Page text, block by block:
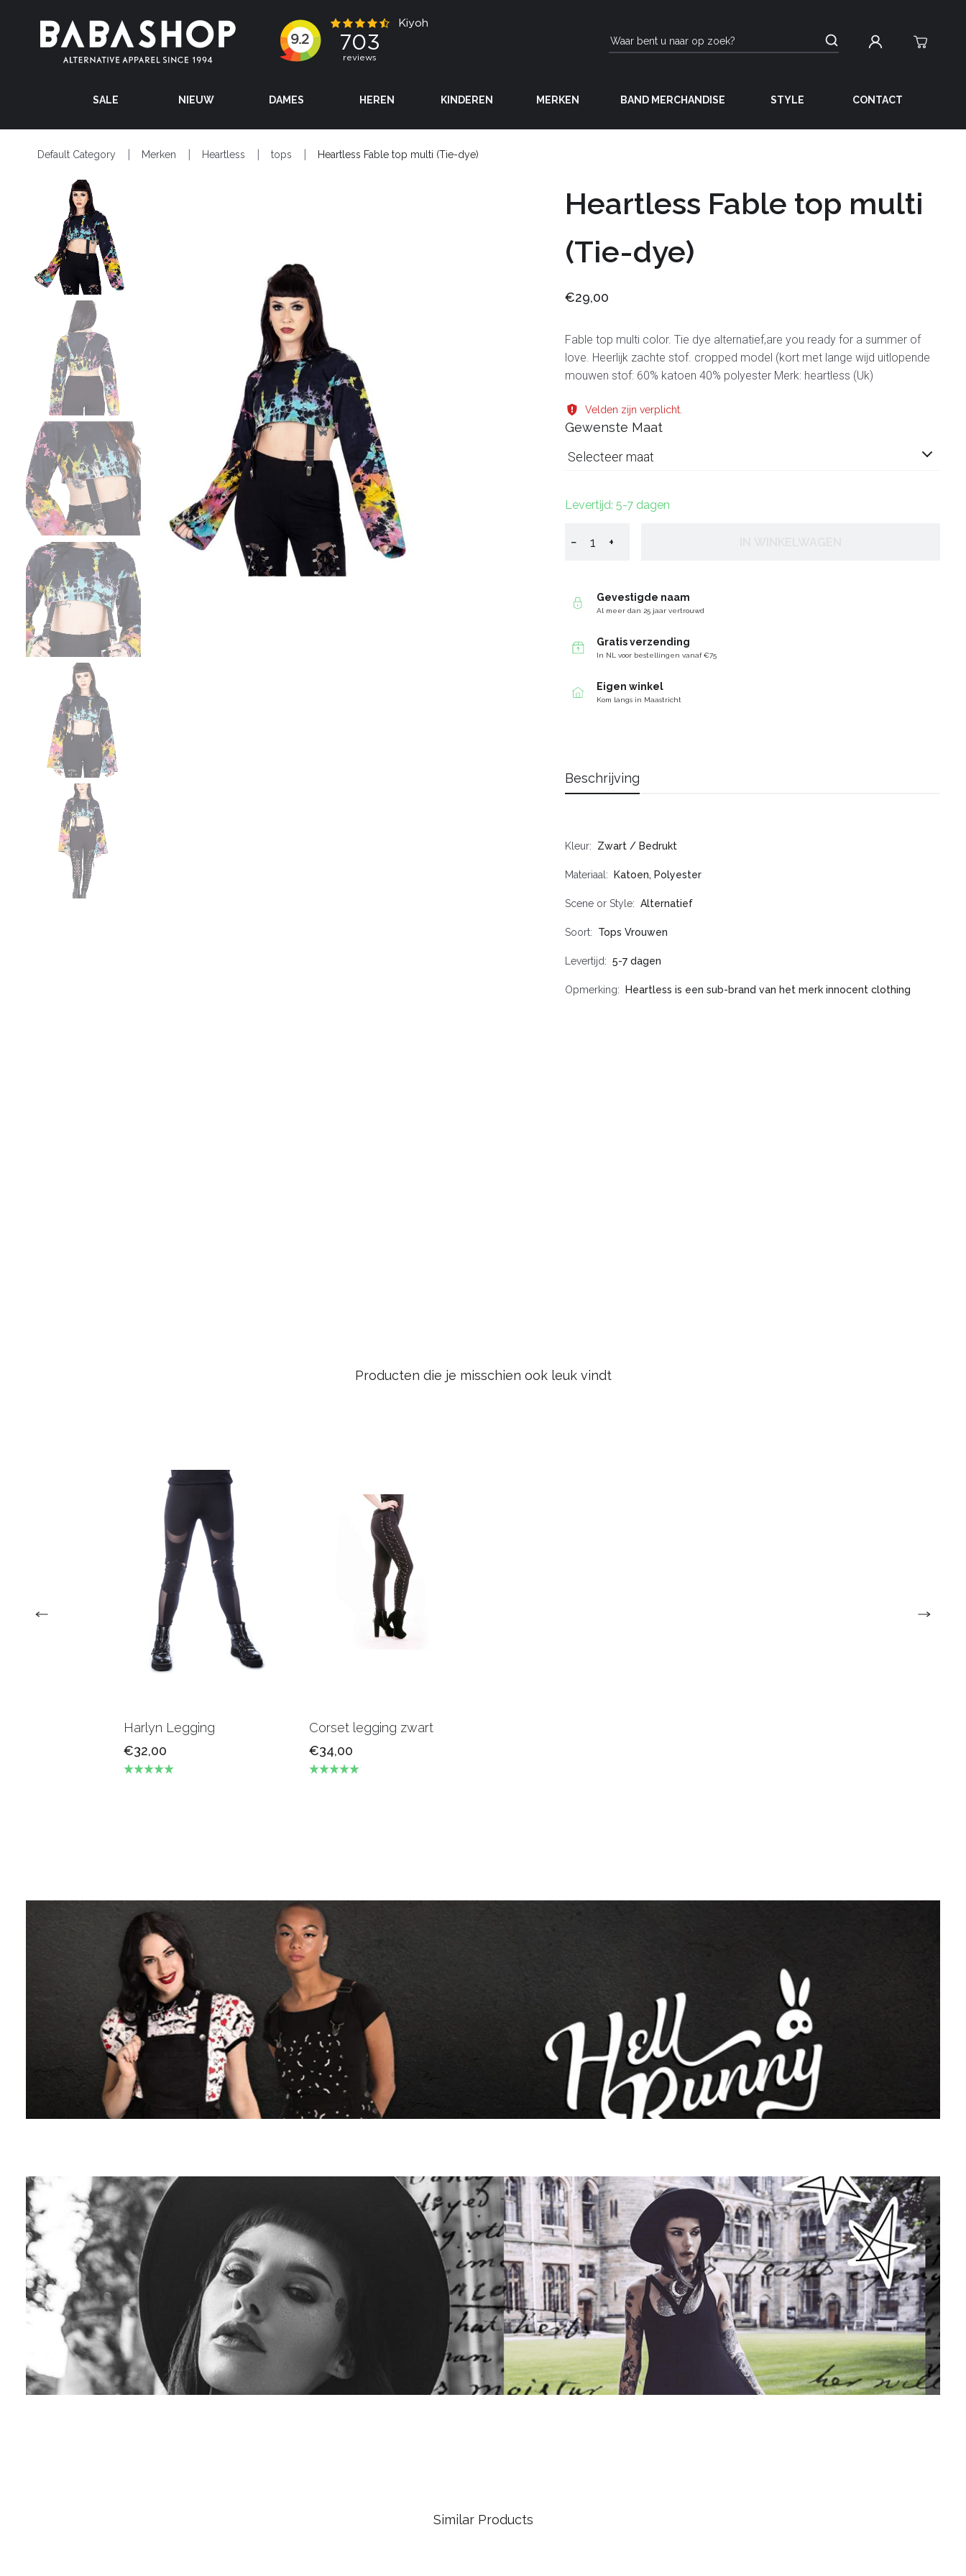
SALE NIEUW DAMES HEREN KINDEREN MERKEN BAND MERCHANDISE STYLE CONTACT
Default Category Merken Heartless tops Heartless Fable top multi (Tie-dye)
Heartless Fable top multi
(Tie-dye)
€29,00
Fable top multi color. Tie dye alternatief,are you ready for a summer of
love. Heerlijk zachte stof. cropped model (kort met lange wijd uitlopende
mouwen stof: 60% katoen 40% polyester Merk: heartless (Uk)
Velden zijn verplicht.
Gewenste Maat
Selecteer maat
Levertijd: 5-7 dagen
− +
Gevestigde naam
Al meer dan 25 jaar vertrouwd
Gratis verzending
In NL voor bestellingen vanaf €75
Eigen winkel
Kom langs in Maastricht
Beschrijving
Kleur Zwart / Bedrukt
Materiaal Katoen, Polyester
Scene or Style Alternatief
Soort Tops Vrouwen
Levertijd 5-7 dagen
Opmerking Heartless is een sub-brand van het merk innocent clothing
Producten die je misschien ook leuk vindt
Harlyn Legging
€32,00
Corset legging zwart
€34,00
Similar Products